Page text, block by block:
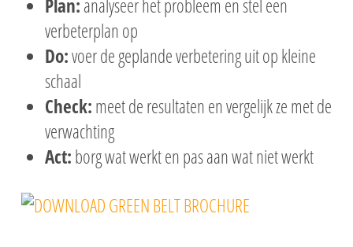
Plan:analyseer het probleem en stel een
verbeterplan op
Do:voer de geplande verbetering uit op kleine
schaal
Check:meet de resultaten en vergelijk ze met de
verwachting
Act:borg wat werkt en pas aan wat niet werkt